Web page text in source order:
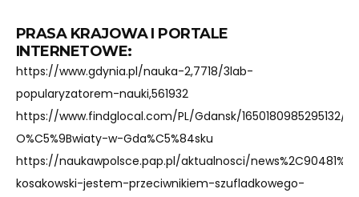
PRASA KRAJOWA I PORTALE
INTERNETOWE:
https://www.gdynia.pl/nauka-2,7718/3lab-
popularyzatorem-nauki,561932
https://www.findglocal.com/PL/Gdansk/1650180985295132/
O%C5%9Bwiaty-w-Gda%C5%84sku
https://naukawpolsce.pap.pl/aktualnosci/
kosakowski-jestem-przeciwnikiem-szufladkowego-